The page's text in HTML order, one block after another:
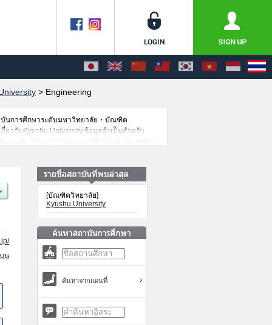
> Engineering
าบันการศึกษาระดับมหาวิทยาลัย・บัณฑิต
วกับKyushu University,ข้อมูลจำเป็นสำหรับ
งแต่ละสาขาวิจัย,ข้อมูลการสอบคัดเลือกเข้าศึกษา
มูลตามอัธยาศัย
น
[บัณฑิตวิทยาลัย]
Kyushu University
ค้นหาจากแผนที่